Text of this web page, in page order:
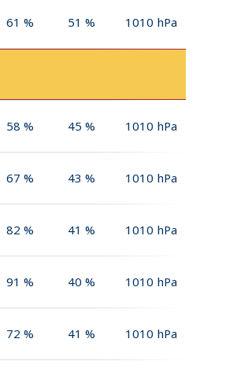
61 % 51 % 1010 hPa
58 % 45 % 1010 hPa
67 % 43 % 1010 hPa
82 % 41 % 1010 hPa
91 % 40 % 1010 hPa
72 % 41 % 1010 hPa